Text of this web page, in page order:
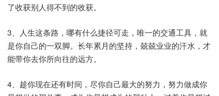
了收获别人得不到的收获。
3、人生这条路，哪有什么捷径可走，唯一的交通工具，就
是你自己的一双脚。长年累月的坚持，兢兢业业的汗水，才
能带你去你所向往的远方。
4、趁你现在还有时间，尽你自己最大的努力，努力做成你